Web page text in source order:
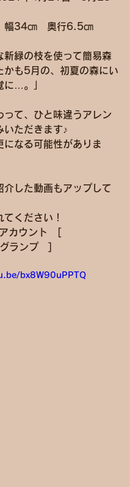
幅34㎝　奥行6.5㎝
新緑の枝を使って簡易森
かも5月の、初夏の森にい
に…。」
って、ひと味違うアレン
いただきます♪
になる可能性がありま
介した動画もアップして
てください！
カウント　[
ランプ　]
bx8W90uPPTQ